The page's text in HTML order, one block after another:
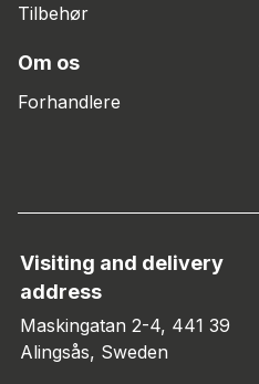
Tilbehør
Om os
Forhandlere
Visiting and delivery
address
Maskingatan 2-4, 441 39
Alingsås, Sweden